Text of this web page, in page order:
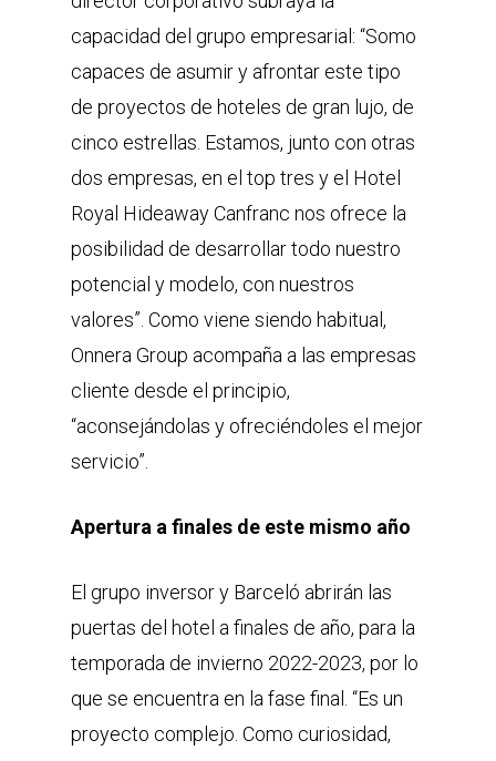
capacidad del grupo empresarial: “Somo
capaces de asumir y afrontar este tipo
de proyectos de hoteles de gran lujo, de
cinco estrellas. Estamos, junto con otras
dos empresas, en el top tres y el Hotel
Royal Hideaway Canfranc nos ofrece la
posibilidad de desarrollar todo nuestro
potencial y modelo, con nuestros
valores”. Como viene siendo habitual,
Onnera Group acompaña a las empresas
cliente desde el principio,
“aconsejándolas y ofreciéndoles el mejor
servicio”.
Apertura a finales de este mismo año
El grupo inversor y Barceló abrirán las
puertas del hotel a finales de año, para la
temporada de invierno 2022-2023, por lo
que se encuentra en la fase final. “Es un
proyecto complejo. Como curiosidad,